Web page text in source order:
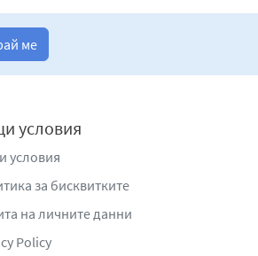
ме
условия
условия
за бисквитките
на личните данни
Policy